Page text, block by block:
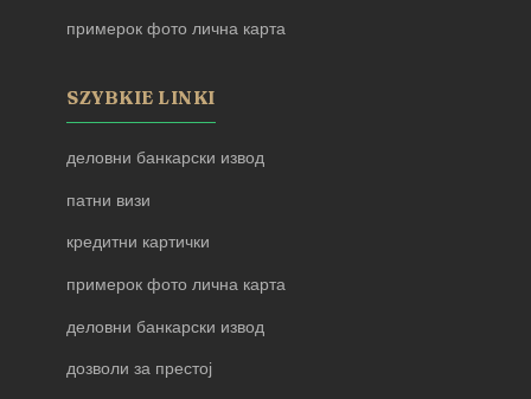
примерок фото лична карта
SZYBKIE LINKI
деловни банкарски извод
патни визи
кредитни картички
примерок фото лична карта
деловни банкарски извод
дозволи за престој